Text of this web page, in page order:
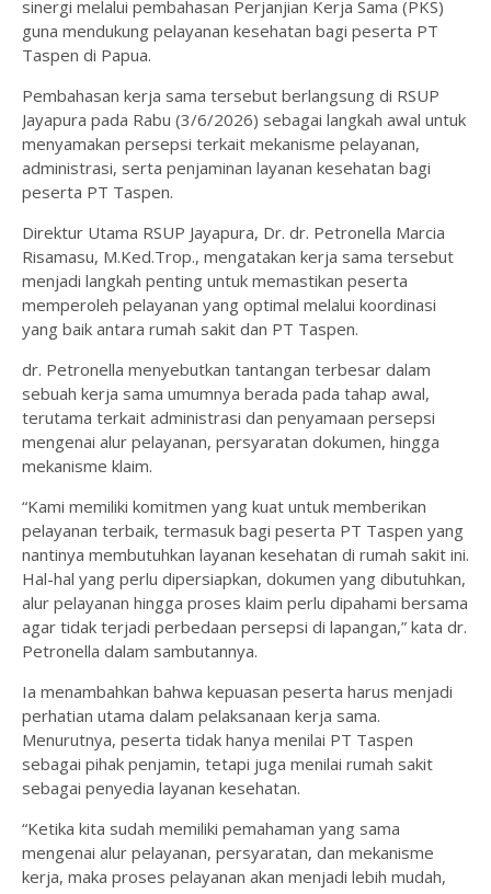
sinergi melalui pembahasan Perjanjian Kerja Sama (PKS)
guna mendukung pelayanan kesehatan bagi peserta PT
Taspen di Papua.
Pembahasan kerja sama tersebut berlangsung di RSUP
Jayapura pada Rabu (3/6/2026) sebagai langkah awal untuk
menyamakan persepsi terkait mekanisme pelayanan,
administrasi, serta penjaminan layanan kesehatan bagi
peserta PT Taspen.
Direktur Utama RSUP Jayapura, Dr. dr. Petronella Marcia
Risamasu, M.Ked.Trop., mengatakan kerja sama tersebut
menjadi langkah penting untuk memastikan peserta
memperoleh pelayanan yang optimal melalui koordinasi
yang baik antara rumah sakit dan PT Taspen.
dr. Petronella menyebutkan tantangan terbesar dalam
sebuah kerja sama umumnya berada pada tahap awal,
terutama terkait administrasi dan penyamaan persepsi
mengenai alur pelayanan, persyaratan dokumen, hingga
mekanisme klaim.
“Kami memiliki komitmen yang kuat untuk memberikan
pelayanan terbaik, termasuk bagi peserta PT Taspen yang
nantinya membutuhkan layanan kesehatan di rumah sakit ini.
Hal-hal yang perlu dipersiapkan, dokumen yang dibutuhkan,
alur pelayanan hingga proses klaim perlu dipahami bersama
agar tidak terjadi perbedaan persepsi di lapangan,” kata dr.
Petronella dalam sambutannya.
Ia menambahkan bahwa kepuasan peserta harus menjadi
perhatian utama dalam pelaksanaan kerja sama.
Menurutnya, peserta tidak hanya menilai PT Taspen
sebagai pihak penjamin, tetapi juga menilai rumah sakit
sebagai penyedia layanan kesehatan.
“Ketika kita sudah memiliki pemahaman yang sama
mengenai alur pelayanan, persyaratan, dan mekanisme
kerja, maka proses pelayanan akan menjadi lebih mudah,